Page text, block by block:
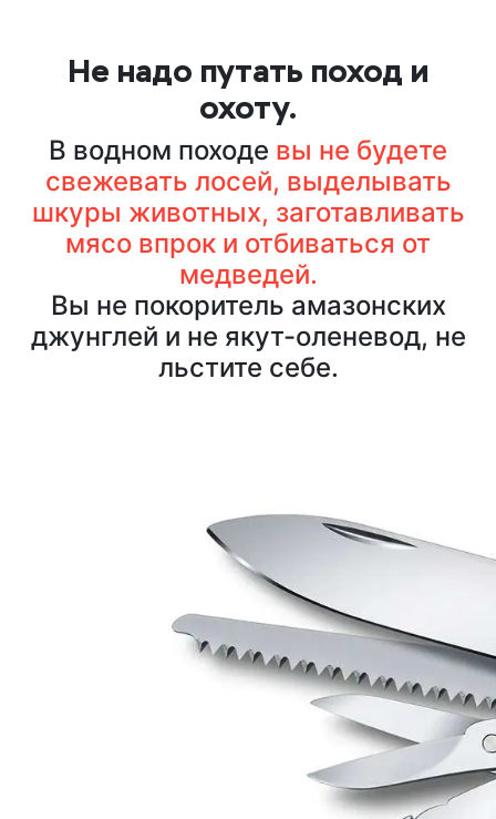
Не надо путать поход и
охоту.
В водном походе вы не будете
свежевать лосей, выделывать
шкуры животных, заготавливать
мясо впрок и отбиваться от
медведей.
Вы не покоритель амазонских
джунглей и не якут-оленевод, не
льстите себе.